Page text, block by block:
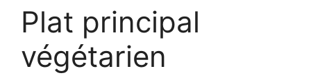
Plat principal
végétarien